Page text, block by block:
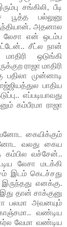
சங்கிலி, பீடி
பூத்த பல்லுனு
அதனால
லேசா என் ஒடம்ப
சீட்ல நான்
ஒடுங்கி
ராஜா மாதிரி
முன்னாடி
பாதிய
எப்படியாவது
கம்பீரமா ராஜா
கையிக்கும்
வலது கைய
கம்பில வச்சேன்..
லேசா மடக்கி
இடம் கெடச்சது
எனக்கு.
தான் சாக்குனு
பலமா அவனயும்
வண்டிய
வேமா வண்டிய